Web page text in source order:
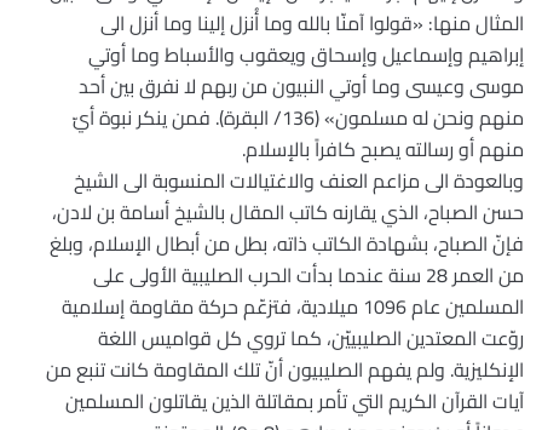
المثال منها: «قولوا آمنّا بالله وما أُنزل إلينا وما أنزل الى
إبراهيم وإسماعيل وإسحاق ويعقوب والأسباط وما أوتي
موسى وعيسى وما أوتي النبيون من ربهم لا نفرق بين أحد
منهم ونحن له مسلمون» (136/ البقرة). فمن ينكر نبوة أيّ
منهم أو رسالته يصبح كافراً بالإسلام.
وبالعودة الى مزاعم العنف والاغتيالات المنسوبة الى الشيخ
حسن الصباح، الذي يقارنه كاتب المقال بالشيخ أسامة بن لادن،
فإنّ الصباح، بشهادة الكاتب ذاته، بطل من أبطال الإسلام، وبلغ
من العمر 28 سنة عندما بدأت الحرب الصليبية الأولى على
المسلمين عام 1096 ميلادية، فتزعّم حركة مقاومة إسلامية
روّعت المعتدين الصليبييّن، كما تروي كل قواميس اللغة
الإنكليزية. ولم يفهم الصليبيون أنّ تلك المقاومة كانت تنبع من
آيات القرآن الكريم التي تأمر بمقاتلة الذين يقاتلون المسلمين